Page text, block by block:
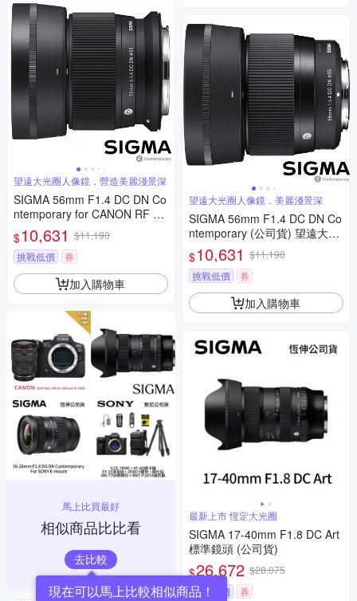
望遠大光圈人像鏡，營造美麗淺景深
SIGMA 56mm F1.4 DC DN Co
ntemporary for CANON RF 接
環 (公司貨) 望遠大光圈定焦鏡
人像鏡 APS-C 無反微單眼專用
鏡頭
$10,631 $11,190
挑戰低價
券
加入購物車
馬上比買最好
相似商品比比看
去比較
現在可以馬上比較相似商品！
望遠大光圈人像鏡，美麗淺景深
SIGMA 56mm F1.4 DC DN Co
ntemporary (公司貨) 望遠大光
圈定焦鏡頭 人像鏡 APS-C 無反
微單眼專用鏡頭
$10,631 $11,190
挑戰低價
券
加入購物車
最新上市 恆定大光圈
SIGMA 17-40mm F1.8 DC Art
標準鏡頭 (公司貨)
$26,672 $28,075
挑戰低價
券